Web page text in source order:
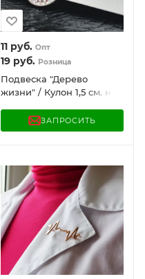
11руб. Опт
19руб. Розница
Подвеска "Дерево
жизни" / Кулон 1,5 см. на
Украшение женское на
шею в обрамлении
ЗАПРОСИТЬ